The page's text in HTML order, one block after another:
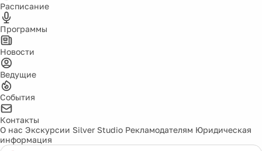
Расписание
Программы
Новости
Ведущие
События
Контакты
О нас Экскурсии Silver Studio Рекламодателям Юридическая
информация